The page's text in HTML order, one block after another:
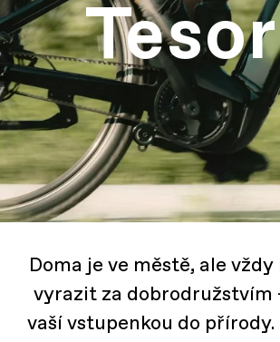
Doma je ve městě, ale
vyrazit za dobrodružstvím
vaší vstupenkou do